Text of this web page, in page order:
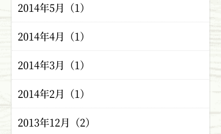
2014年5月（1）
2014年4月（1）
2014年3月（1）
2014年2月（1）
2013年12月（2）